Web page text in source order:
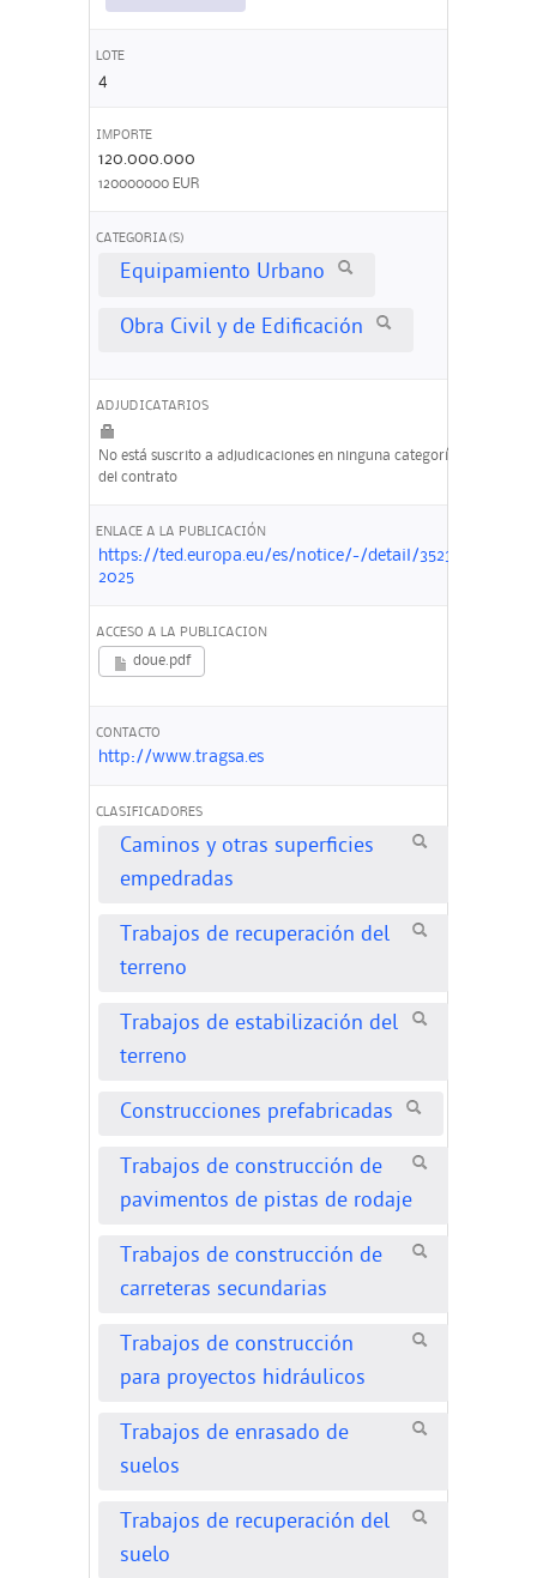
LOTE
4
IMPORTE
120.000.000
120000000 EUR
CATEGORIA(S)
Equipamiento Urbano
Obra Civil y de Edificación
ADJUDICATARIOS
No está suscrito a adjudicaciones en ninguna categoría
del contrato
ENLACE A LA PUBLICACIÓN
https://ted.europa.eu/es/notice/-/detail/352341-
2025
ACCESO A LA PUBLICACION
doue.pdf
CONTACTO
http://www.tragsa.es
CLASIFICADORES
Caminos y otras superficies
empedradas
Trabajos de recuperación del
terreno
Trabajos de estabilización del
terreno
Construcciones prefabricadas
Trabajos de construcción de
pavimentos de pistas de rodaje
Trabajos de construcción de
carreteras secundarias
Trabajos de construcción
para proyectos hidráulicos
Trabajos de enrasado de
suelos
Trabajos de recuperación del
suelo